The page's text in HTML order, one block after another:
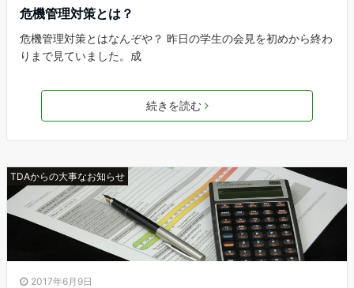
危機管理対策とは？
危機管理対策とはなんぞや？ 昨日の学生の会見を初めから終わ
りまで見ていました。成
続きを読む
TDAからの大事なお知らせ
2017年6月9日